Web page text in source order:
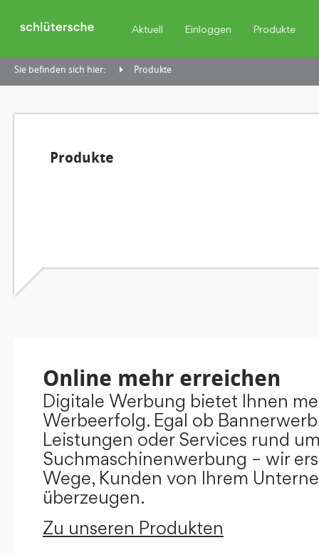
Aktuell Einloggen Produkte
Sie befinden sich hier: Produkte
Produkte
Online mehr erreichen
Digitale Werbung bietet Ihnen
Werbeerfolg. Egal ob
Leistungen oder Services rund
Suchmaschinenwerbung – wir
Wege, Kunden von Ihrem
überzeugen.
Zu unseren Produkten